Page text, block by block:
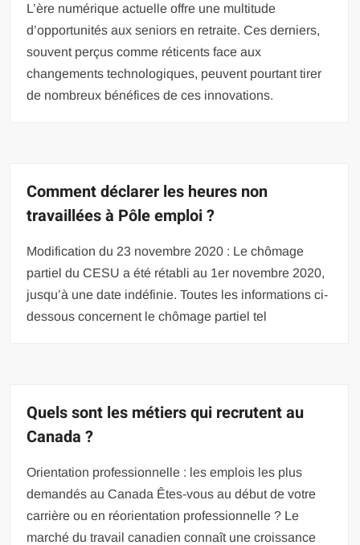
L’ère numérique actuelle offre une multitude
d’opportunités aux seniors en retraite. Ces derniers,
souvent perçus comme réticents face aux
changements technologiques, peuvent pourtant tirer
de nombreux bénéfices de ces innovations.
Comment déclarer les heures non
travaillées à Pôle emploi ?
Modification du 23 novembre 2020 : Le chômage
partiel du CESU a été rétabli au 1er novembre 2020,
jusqu’à une date indéfinie. Toutes les informations ci-
dessous concernent le chômage partiel tel
Quels sont les métiers qui recrutent au
Canada ?
Orientation professionnelle : les emplois les plus
demandés au Canada Êtes-vous au début de votre
carrière ou en réorientation professionnelle ? Le
marché du travail canadien connaît une croissance